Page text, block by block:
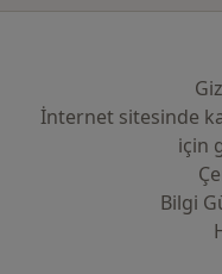
İnternet sitesinde
i̇çin
Bilgi